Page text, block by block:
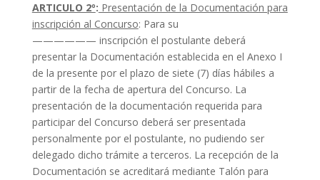
ARTICULO 2º: Presentación de la Documentación para
inscripción al Concurso: Para su
—————— inscripción el postulante deberá
presentar la Documentación establecida en el Anexo I
de la presente por el plazo de siete (7) días hábiles a
partir de la fecha de apertura del Concurso. La
presentación de la documentación requerida para
participar del Concurso deberá ser presentada
personalmente por el postulante, no pudiendo ser
delegado dicho trámite a terceros. La recepción de la
Documentación se acreditará mediante Talón para